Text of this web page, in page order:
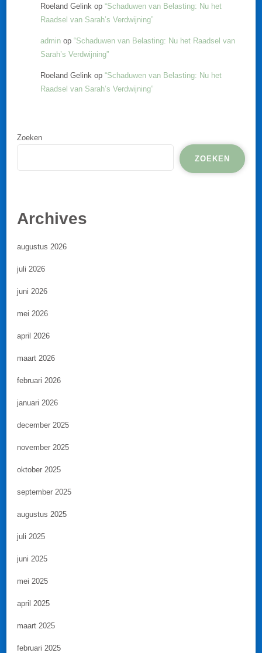
Roeland Gelink op “Schaduwen van Belasting: Nu het
Raadsel van Sarah’s Verdwijning”
admin op “Schaduwen van Belasting: Nu het Raadsel van
Sarah’s Verdwijning”
Roeland Gelink op “Schaduwen van Belasting: Nu het
Raadsel van Sarah’s Verdwijning”
Zoeken
ZOEKEN
Archives
augustus 2026
juli 2026
juni 2026
mei 2026
april 2026
maart 2026
februari 2026
januari 2026
december 2025
november 2025
oktober 2025
september 2025
augustus 2025
juli 2025
juni 2025
mei 2025
april 2025
maart 2025
februari 2025